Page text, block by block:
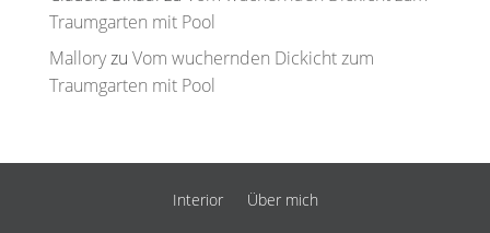
Traumgarten mit Pool
Malloryzu Vom wuchernden Dickicht zum
Traumgarten mit Pool
Interior Über mich